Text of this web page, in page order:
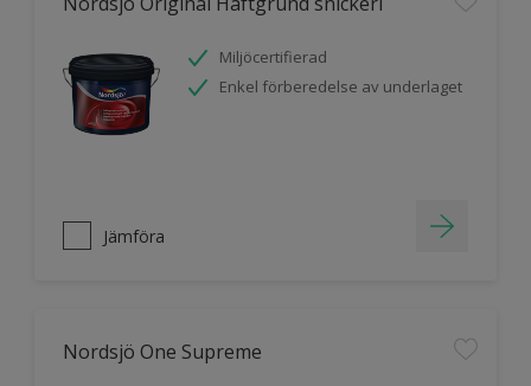
Miljöcertifierad
Enkel förberedelse av underlaget
Jämföra
Nordsjö One Supreme